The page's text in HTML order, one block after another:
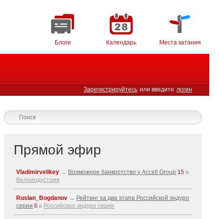
Блоги Календарь Места катания
Зарегистрируйтесь или введите логин
Прямой эфир
Vladimirvelikey → Возможное банкротство у Accell Group 15 в
Велоиндустрия
Ruslan_Bogdanov → Рейтинг за два этапа Российской эндуро
серии 6 в Российская эндуро серия